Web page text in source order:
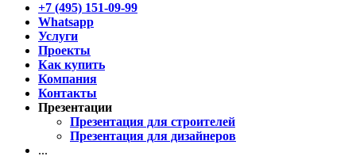
+7 (495) 151-09-99
Whatsapp
Услуги
Проекты
Как купить
Компания
Контакты
Презентации
Презентация для строителей
Презентация для дизайнеров
...